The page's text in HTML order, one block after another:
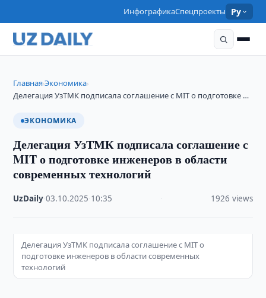
ИнфографикаСпецпроекты Ру
Главная›Экономика›
Делегация УзТМК подписала соглашение с MIT о подготовке …
ЭКОНОМИКА
Делегация УзТМК подписала соглашение с
MIT о подготовке инженеров в области
современных технологий
UzDaily ·03.10.2025 10:35 1926 views
Делегация УзТМК подписала соглашение с MIT о
подготовке инженеров в области современных
технологий